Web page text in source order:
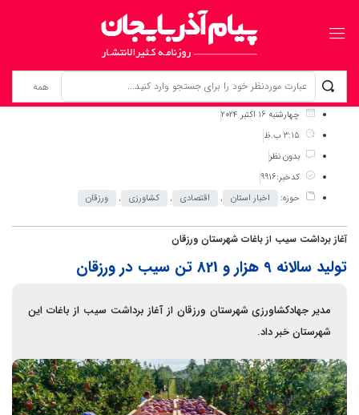
برگ نخست نوشته‌ها
تولید سالانه 9 هزار و 821 تن سیب در ورزقان
چهارشنبه 16 اکتبر 2024
3:15 ب.ظ
بدون نظر
کدخبر:9916
حوزه:
اخبار استان , اقتصادی , کشاورزی , ورزقان
آغاز برداشت سیب از باغات شهرستان ورزقان
تولید سالانه 9 هزار و 821 تن سیب در ورزقان
مدیر جهادکشاورزی شهرستان ورزقان از آغاز برداشت سیب از باغات این
شهرستان خبر داد.